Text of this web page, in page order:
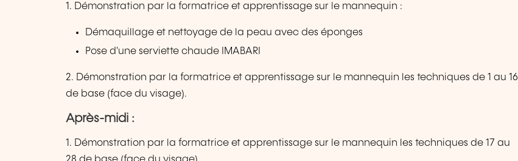
1. Démonstration par la formatrice et apprentissage sur le mannequin :
Démaquillage et nettoyage de la peau avec des éponges
Pose d'une serviette chaude IMABARI
2. Démonstration par la formatrice et apprentissage sur le mannequin les techniques de 1 au 16
de base (face du visage).
Après-midi :
1. Démonstration par la formatrice et apprentissage sur le mannequin les techniques de 17 au